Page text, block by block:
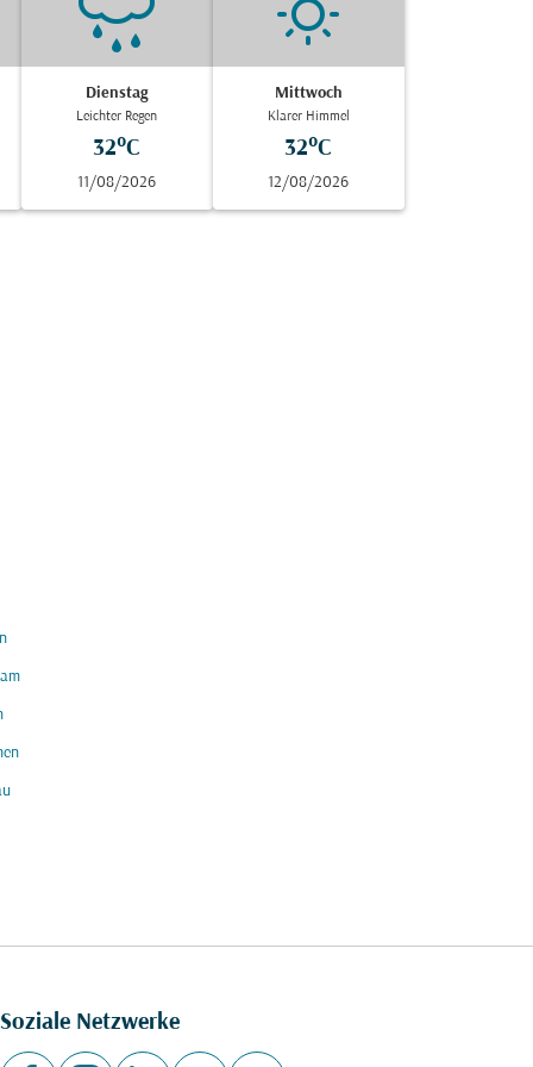
Dienstag
Leichter Regen
32°C
11/08/2026
Mittwoch
Klarer Himmel
32°C
12/08/2026
Soziale Netzwerke